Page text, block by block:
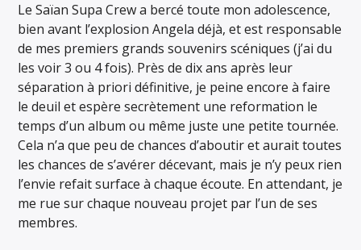
Le Saïan Supa Crew a bercé toute mon adolescence,
bien avant l’explosion Angela déjà, et est responsable
de mes premiers grands souvenirs scéniques (j’ai du
les voir 3 ou 4 fois). Près de dix ans après leur
séparation à priori définitive, je peine encore à faire
le deuil et espère secrètement une reformation le
temps d’un album ou même juste une petite tournée.
Cela n’a que peu de chances d’aboutir et aurait toutes
les chances de s’avérer décevant, mais je n’y peux rien
l’envie refait surface à chaque écoute. En attendant, je
me rue sur chaque nouveau projet par l’un de ses
membres.